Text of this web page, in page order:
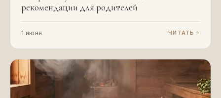
рекомендации для родителей
1 июня ЧИТАТЬ